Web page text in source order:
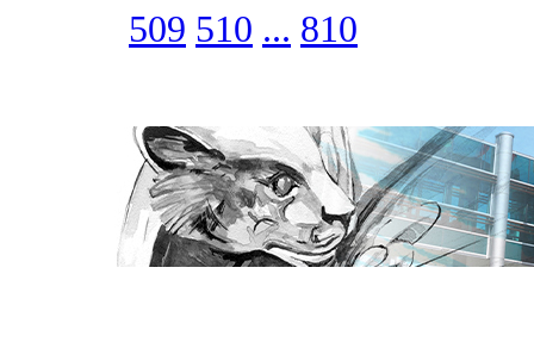
509 510 ... 810